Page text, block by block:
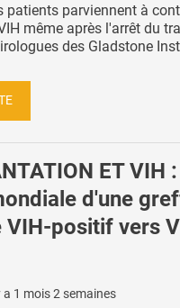
patients parviennent à
même après l'arrêt du
des Gladstone
ET VIH :
d'une
VIH-positif vers
a 1 mois 2 semaines